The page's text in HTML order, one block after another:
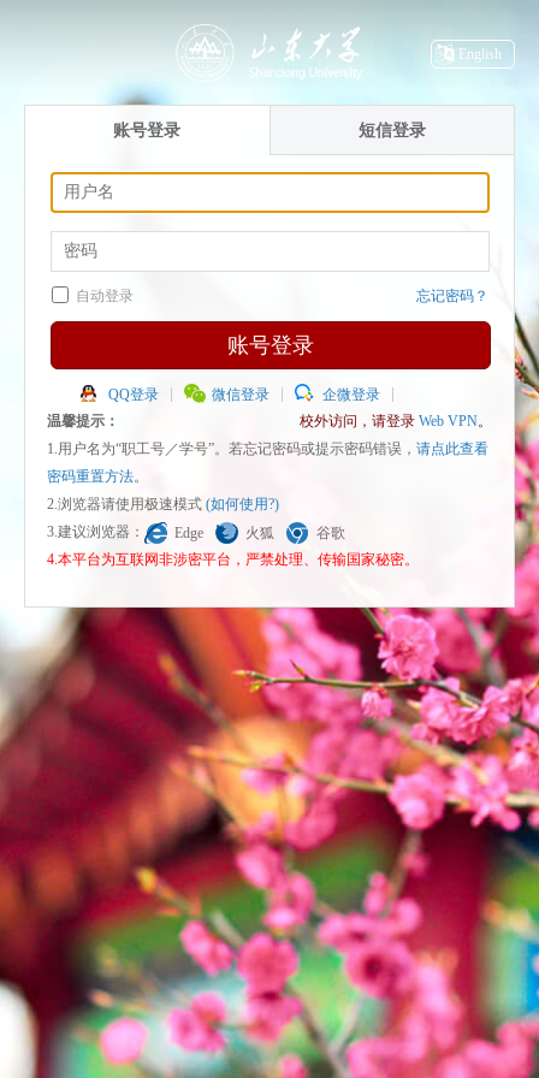
English
账号登录 短信登录
自动登录 忘记密码？
账号登录
QQ登录 微信登录
企微登录
温馨提示：
校外访问，请登录 Web VPN。
1.用户名为“职工号／学号”。若忘记密码或提示密码错误， 请点此查看
密码重置方法。
2.浏览器请使用极速模式 (如何使用?)
3.建议浏览器：
Edge 火狐
谷歌
4.本平台为互联网非涉密平台，严禁处理、传输国家秘密。